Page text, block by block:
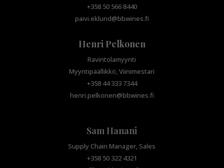
+358 50 566 8440
paivi.eklund@bbwines.fi
Henri Pelkonen
Ravintolamyynti
Myyntipäällikkö, Viinimestari
+358 44 333 7344
henri.pelkonen@bbwines.fi
Sam Hanani
Supply Chain Manager, Sales
+358 50 322 4321